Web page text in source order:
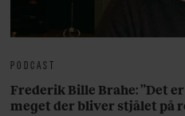
PODCAST
Frederik Bille Brahe: ”Det
meget der bliver stjålet på